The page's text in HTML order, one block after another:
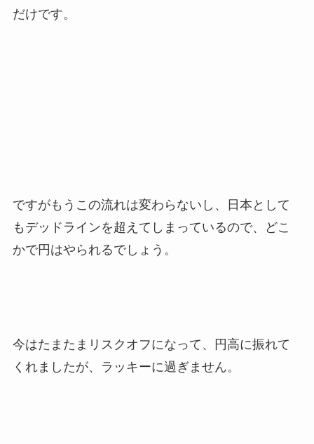
だけです。
ですがもうこの流れは変わらないし、日本として
もデッドラインを超えてしまっているので、どこ
かで円はやられるでしょう。
今はたまたまリスクオフになって、円高に振れて
くれましたが、ラッキーに過ぎません。